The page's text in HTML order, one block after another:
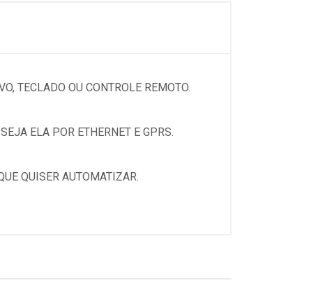
TECLADO OU CONTROLE REMOTO.
ELA POR ETHERNET E GPRS.
QUISER AUTOMATIZAR.